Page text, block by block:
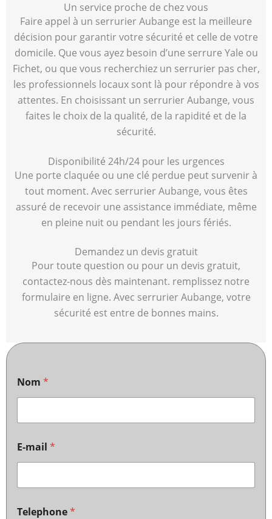
Un service proche de chez vous
Faire appel à un serrurier Aubange est la meilleure
décision pour garantir votre sécurité et celle de votre
domicile. Que vous ayez besoin d’une serrure Yale ou
Fichet, ou que vous recherchiez un serrurier pas cher,
les professionnels locaux sont là pour répondre à vos
attentes. En choisissant un serrurier Aubange, vous
faites le choix de la qualité, de la rapidité et de la
sécurité.
Disponibilité 24h/24 pour les urgences
Une porte claquée ou une clé perdue peut survenir à
tout moment. Avec serrurier Aubange, vous êtes
assuré de recevoir une assistance immédiate, même
en pleine nuit ou pendant les jours fériés.
Demandez un devis gratuit
Pour toute question ou pour un devis gratuit,
contactez-nous dès maintenant. remplissez notre
formulaire en ligne. Avec serrurier Aubange, votre
sécurité est entre de bonnes mains.
Nom *
E-mail *
Telephone*